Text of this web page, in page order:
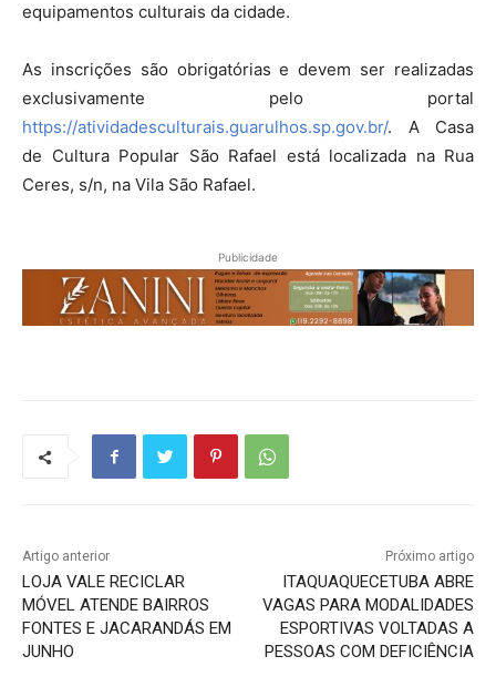
equipamentos culturais da cidade.
As inscrições são obrigatórias e devem ser realizadas
exclusivamente pelo portal
https://atividadesculturais.guarulhos.sp.gov.br/. A Casa
de Cultura Popular São Rafael está localizada na Rua
Ceres, s/n, na Vila São Rafael.
Publicidade
Artigo anterior
LOJA VALE RECICLAR
MÓVEL ATENDE BAIRROS
FONTES E JACARANDÁS EM
JUNHO
Próximo artigo
ITAQUAQUECETUBA ABRE
VAGAS PARA MODALIDADES
ESPORTIVAS VOLTADAS A
PESSOAS COM DEFICIÊNCIA